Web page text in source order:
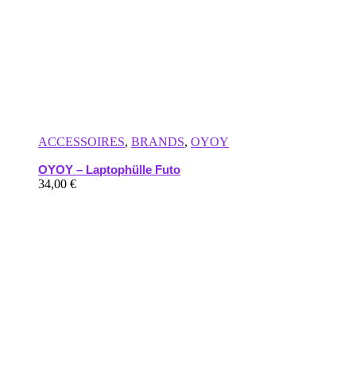
ACCESSOIRES, BRANDS, OYOY
OYOY – Laptophülle Futo
34,00 €